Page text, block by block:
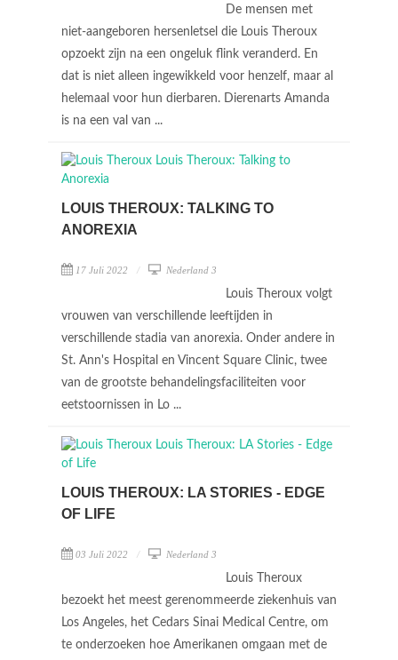
De mensen met
niet-aangeboren hersenletsel die Louis Theroux
opzoekt zijn na een ongeluk flink veranderd. En
dat is niet alleen ingewikkeld voor henzelf, maar al
helemaal voor hun dierbaren. Dierenarts Amanda
is na een val van ...
LOUIS THEROUX: TALKING TO
ANOREXIA
17 Juli 2022 Nederland 3
Louis Theroux volgt
vrouwen van verschillende leeftijden in
verschillende stadia van anorexia. Onder andere in
St. Ann's Hospital en Vincent Square Clinic, twee
van de grootste behandelingsfaciliteiten voor
eetstoornissen in Lo ...
LOUIS THEROUX: LA STORIES - EDGE
OF LIFE
03 Juli 2022 Nederland 3
Louis Theroux
bezoekt het meest gerenommeerde ziekenhuis van
Los Angeles, het Cedars Sinai Medical Centre, om
te onderzoeken hoe Amerikanen omgaan met de